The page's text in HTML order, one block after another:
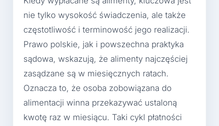
nie tylko wysokość świadczenia, ale także
częstotliwość i terminowość jego realizacji.
Prawo polskie, jak i powszechna praktyka
sądowa, wskazują, że alimenty najczęściej
zasądzane są w miesięcznych ratach.
Oznacza to, że osoba zobowiązana do
alimentacji winna przekazywać ustaloną
kwotę raz w miesiącu. Taki cykl płatności